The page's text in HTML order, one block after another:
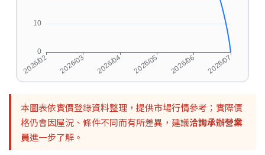
本圖表依實價登錄資料整理，提供市場行情參考；實際價
格仍會因屋況、條件不同而有所差異，建議洽詢承辦營業
員進一步了解。